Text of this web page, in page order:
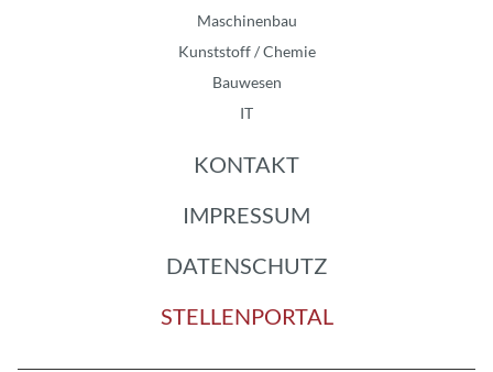
Maschinenbau
Kunststoff / Chemie
Bauwesen
IT
KONTAKT
IMPRESSUM
DATENSCHUTZ
STELLENPORTAL